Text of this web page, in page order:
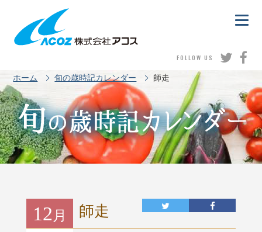
FOLLOW US
ホーム 旬の歳時記カレンダー 師走
12 月 師走